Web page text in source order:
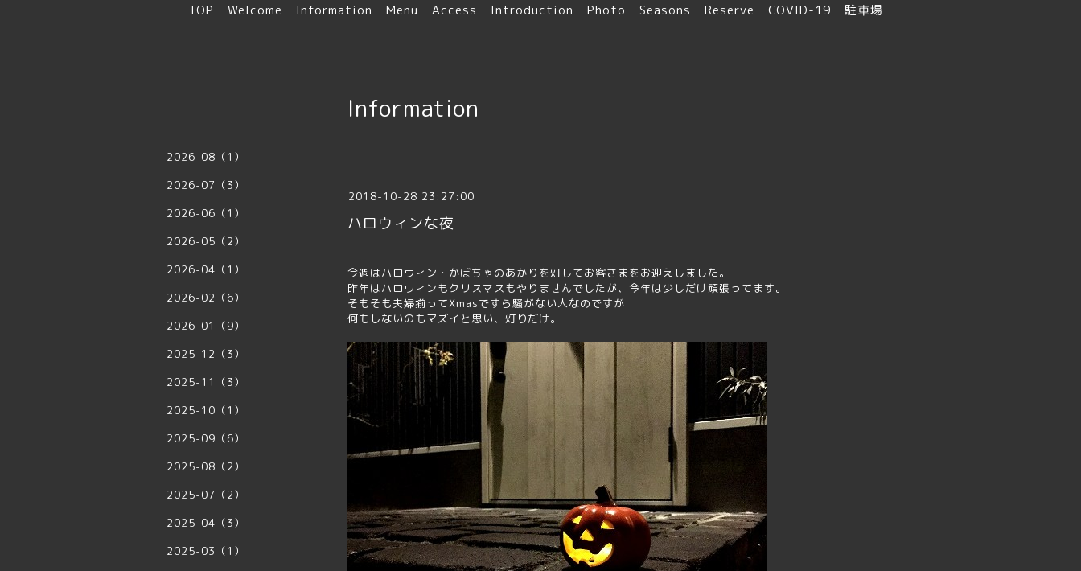
TOP Welcome Information Menu Access Introduction Photo Seasons Reserve COVID-19 駐車場
Information
2018-10-28 23:27:00
ハロウィンな夜
今週はハロウィン・かぼちゃのあかりを灯してお客さまをお迎えしました。
昨年はハロウィンもクリスマスもやりませんでしたが、今年は少しだけ頑張ってます。
そもそも夫婦揃ってXmasですら騒がない人なのですが
何もしないのもマズイと思い、灯りだけ。
2026-08（1）
2026-07（3）
2026-06（1）
2026-05（2）
2026-04（1）
2026-02（6）
2026-01（9）
2025-12（3）
2025-11（3）
2025-10（1）
2025-09（6）
2025-08（2）
2025-07（2）
2025-04（3）
2025-03（1）